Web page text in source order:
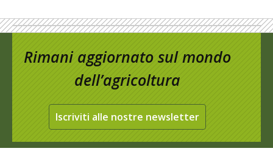
Rimani aggiornato sul mondo
dell’agricoltura
Iscriviti alle nostre newsletter